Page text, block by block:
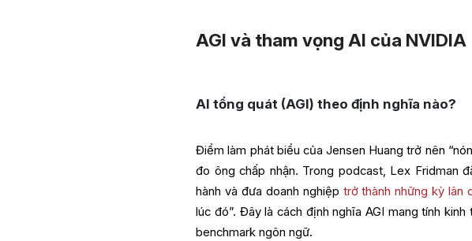
AGI và tham vọng AI của NVIDIA
AI tổng quát (AGI) theo định nghĩa nào?
Điểm làm phát biểu của Jensen Huang trở nên
đo ông chấp nhận. Trong podcast, Lex Fridman
hành và đưa doanh nghiệp trở thành những kỳ lân
lúc đó”. Đây là cách định nghĩa AGI mang tính
benchmark ngôn ngữ.